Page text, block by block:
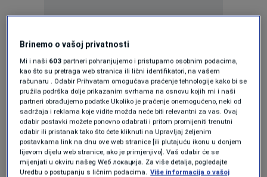
U prekrasnom ambijentu kompleksa Grad
Sunca ovaj vrhunski interpretator priredit će
magičnu noć ispunjenu bezvremenskim
hitovima kao što su "Ti si mi u krvi", "Stanica
Podlugovi", "Pusti, pusti modu", "Čija je ono
zvijezda", "Kao moja mati" i mnogi drugi, koji su
ostavili veliki trag na muzičkoj sceni.
Brinemo o vašoj privatnosti
Mi i naši 603 partneri pohranjujemo i pristupamo osobnim podacima,
kao što su pretraga web stranica ili lični identifikatori, na vašem
računaru . Odabir Prihvatam omogućava praćenje tehnologije kako bi se
pružila podrška dolje prikazanim svrhama na osnovu kojih mi i naši
partneri obrađujemo podatke Ukoliko je praćenje onemogućeno, neki od
sadržaja i reklama koje vidite možda neće biti relevantni za vas. Ovaj
odabir postavki možete ponovno odabrati i pritom promijeniti trenutni
odabir ili pristanak tako što ćete kliknuti na Upravljaj željenim
postavkama link na dnu ove web stranice [ili plutajuću ikonu u donjem
lijevom dijelu web stranice, ako je primjenjivo]. Vaš odabir će se
mijenjati u okviru našeg Wеб локација. Za više detalja, pogledajte
Uredbu o postupanju s ličnim podacima. Više informacija o vašoj